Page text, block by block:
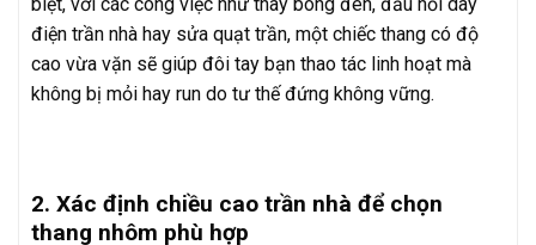
điện trần nhà hay sửa quạt trần, một chiếc thang có độ
cao vừa vặn sẽ giúp đôi tay bạn thao tác linh hoạt mà
không bị mỏi hay run do tư thế đứng không vững.
2. Xác định chiều cao trần nhà để chọn
thang nhôm phù hợp